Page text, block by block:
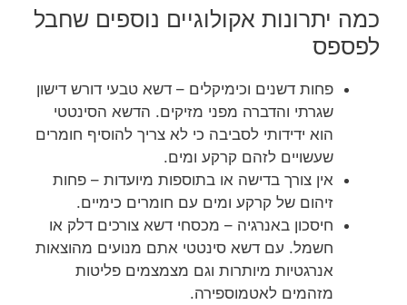
כמה יתרונות אקולוגיים נוספים שחבל
לפספס
פחות דשנים וכימיקלים – דשא טבעי דורש דישון
שגרתי והדברה מפני מזיקים. הדשא הסינטטי
הוא ידידותי לסביבה כי לא צריך להוסיף חומרים
שעשויים לזהם קרקע ומים.
אין צורך בדישה או בתוספות מיועדות – פחות
זיהום של קרקע ומים עם חומרים כימיים.
חיסכון באנרגיה – מכסחי דשא צורכים דלק או
חשמל. עם דשא סינטטי אתם מנועים מהוצאות
אנרגטיות מיותרות וגם מצמצמים פליטות
מזהמים לאטמוספירה.